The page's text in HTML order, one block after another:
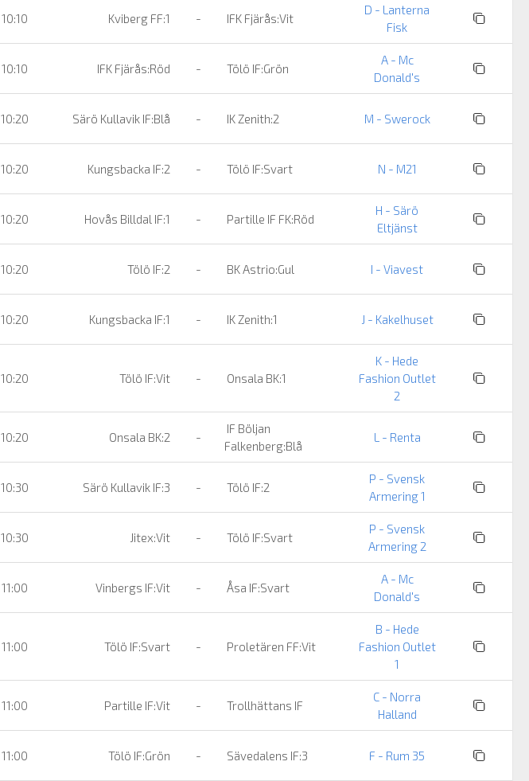
10:10 Kviberg FF:1 - IFK Fjärås:Vit
D - Lanterna
Fisk
10:10 IFK Fjärås:Röd - Tölö IF:Grön
A - Mc
Donald's
10:20 Särö Kullavik IF:Blå - IK Zenith:2 M - Swerock
10:20 Kungsbacka IF:2 - Tölö IF:Svart N - M21
10:20 Hovås Billdal IF:1 - Partille IF FK:Röd
H - Särö
Eltjänst
10:20 Tölö IF:2 - BK Astrio:Gul I - Viavest
10:20 Kungsbacka IF:1 - IK Zenith:1 J - Kakelhuset
10:20 Tölö IF:Vit - Onsala BK:1
K - Hede
Fashion Outlet
2
10:20 Onsala BK:2 -
IF Böljan
Falkenberg:Blå
L - Renta
10:30 Särö Kullavik IF:3 - Tölö IF:2
P - Svensk
Armering 1
10:30 Jitex:Vit - Tölö IF:Svart
P - Svensk
Armering 2
11:00 Vinbergs IF:Vit - Åsa IF:Svart
A - Mc
Donald's
11:00 Tölö IF:Svart - Proletären FF:Vit
B - Hede
Fashion Outlet
1
11:00 Partille IF:Vit - Trollhättans IF
C - Norra
Halland
11:00 Tölö IF:Grön - Sävedalens IF:3 F - Rum 35